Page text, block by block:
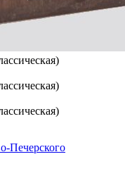
Печерского